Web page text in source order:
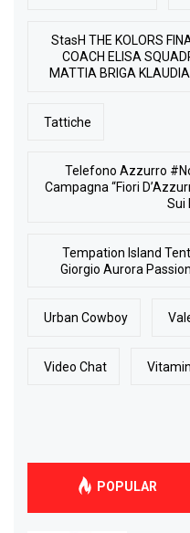
StasH THE KOLORS
COACH ELISA
MATTIA BRIGA
Tattiche
Telefono Azzurro
Campagna “Fiori
Sui
Tempation Island
Giorgio Aurora
Urban Cowboy
Video Chat
POPULAR